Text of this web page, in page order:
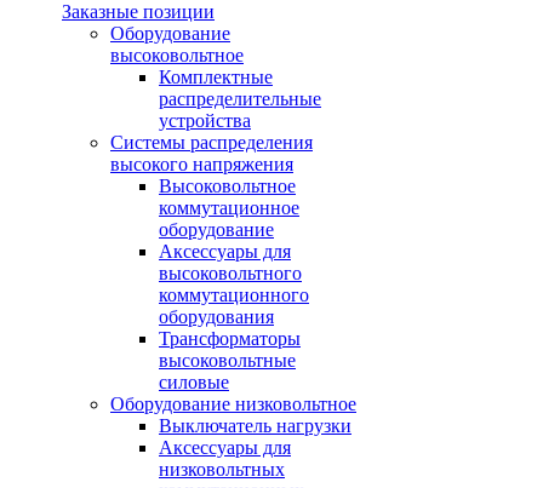
Заказные позиции
Оборудование
высоковольтное
Комплектные
распределительные
устройства
Системы распределения
высокого напряжения
Высоковольтное
коммутационное
оборудование
Аксессуары для
высоковольтного
коммутационного
оборудования
Трансформаторы
высоковольтные
силовые
Оборудование низковольтное
Выключатель нагрузки
Аксессуары для
низковольтных